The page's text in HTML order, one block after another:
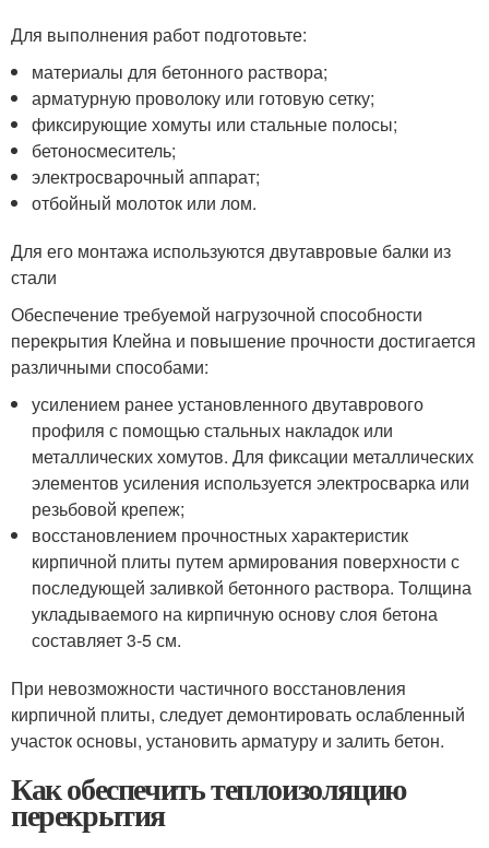
Для выполнения работ подготовьте:
материалы для бетонного раствора;
арматурную проволоку или готовую сетку;
фиксирующие хомуты или стальные полосы;
бетоносмеситель;
электросварочный аппарат;
отбойный молоток или лом.
Для его монтажа используются двутавровые балки из
стали
Обеспечение требуемой нагрузочной способности
перекрытия Клейна и повышение прочности достигается
различными способами:
усилением ранее установленного двутаврового
профиля с помощью стальных накладок или
металлических хомутов. Для фиксации металлических
элементов усиления используется электросварка или
резьбовой крепеж;
восстановлением прочностных характеристик
кирпичной плиты путем армирования поверхности с
последующей заливкой бетонного раствора. Толщина
укладываемого на кирпичную основу слоя бетона
составляет 3-5 см.
При невозможности частичного восстановления
кирпичной плиты, следует демонтировать ослабленный
участок основы, установить арматуру и залить бетон.
Как обеспечить теплоизоляцию
перекрытия